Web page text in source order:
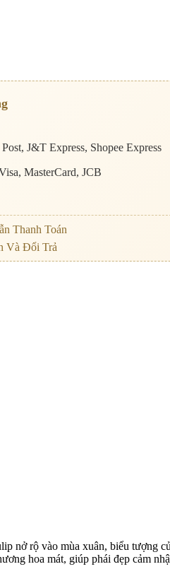
J&T Express, Shopee Express
MasterCard, JCB
Thanh Toán
Và Đổi Trả
nở rộ vào mùa xuân, biểu tượng
hoa mát, giúp phái đẹp cảm